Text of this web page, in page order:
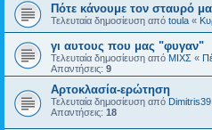
Πότε κάνουμε τον σταυρό
Τελευταία δημοσίευση από toula «
γι αυτους που μας "φυγαν"
Τελευταία δημοσίευση από ΜΙΧΣ «
Απαντήσεις: 9
Αρτοκλασία-ερώτηση
Τελευταία δημοσίευση από Dimitris39
Απαντήσεις: 18